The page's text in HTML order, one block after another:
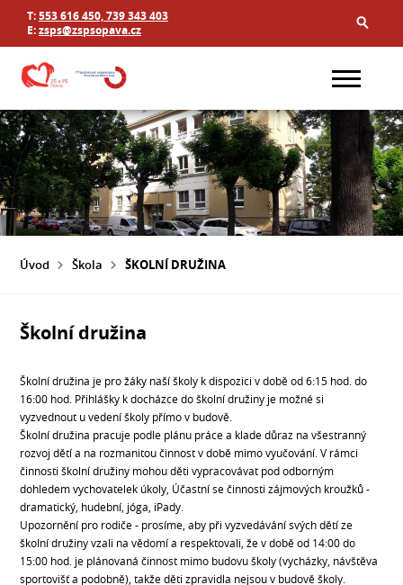
T:553 616 450, 739 343 403
E:zsps@zspsopava.cz
Úvod Škola ŠKOLNÍ DRUŽINA
Školní družina
Školní družina je pro žáky naší školy k dispozici v době od 6:15 hod. do
16:00 hod. Přihlášky k docházce do školní družiny je možné si
vyzvednout u vedení školy přímo v budově.
Školní družina pracuje podle plánu práce a klade důraz na všestranný
rozvoj dětí a na rozmanitou činnost v době mimo vyučování. V rámci
činnosti školní družiny mohou děti vypracovávat pod odborným
dohledem vychovatelek úkoly, Účastní se činnosti zájmových kroužků -
dramatický, hudební, jóga, iPady.
Upozornění pro rodiče - prosíme, aby při vyzvedávání svých dětí ze
školní družiny vzali na vědomí a respektovali, že v době od 14:00 do
15:00 hod. je plánovaná činnost mimo budovu školy (vycházky, návštěva
sportovišť a podobně), takže děti zpravidla nejsou v budově školy.